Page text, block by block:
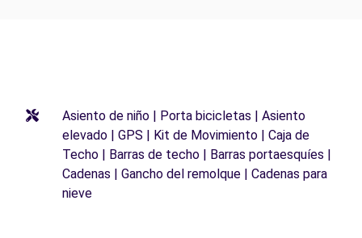
Asiento de niño | Porta bicicletas | Asiento
elevado | GPS | Kit de Movimiento | Caja de
Techo | Barras de techo | Barras portaesquíes |
Cadenas | Gancho del remolque | Cadenas para
nieve